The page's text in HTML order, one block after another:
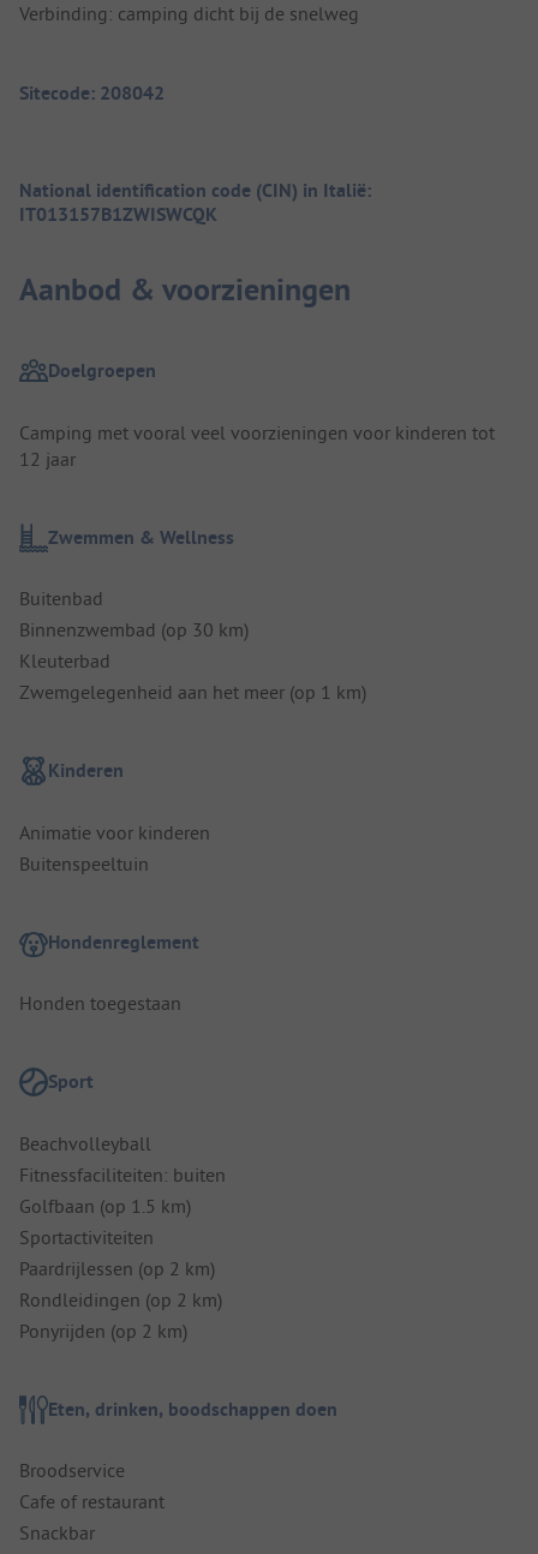
Verbinding: camping dicht bij de snelweg
Sitecode: 208042
National identification code (CIN) in Italië:
IT013157B1ZWISWCQK
Aanbod & voorzieningen
Doelgroepen
Camping met vooral veel voorzieningen voor kinderen tot
12 jaar
Zwemmen & Wellness
Buitenbad
Binnenzwembad (op 30 km)
Kleuterbad
Zwemgelegenheid aan het meer (op 1 km)
Kinderen
Animatie voor kinderen
Buitenspeeltuin
Hondenreglement
Honden toegestaan
Sport
Beachvolleyball
Fitnessfaciliteiten: buiten
Golfbaan (op 1.5 km)
Sportactiviteiten
Paardrijlessen (op 2 km)
Rondleidingen (op 2 km)
Ponyrijden (op 2 km)
Eten, drinken, boodschappen doen
Broodservice
Cafe of restaurant
Snackbar